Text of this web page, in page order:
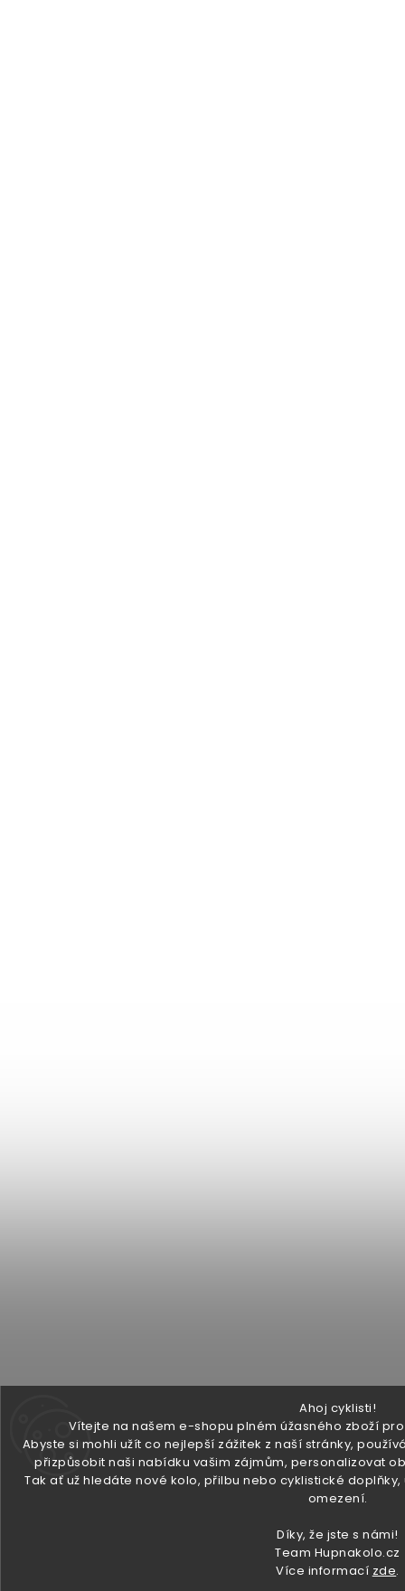
Ahoj cyklisti!
Vítejte na našem e-shopu plném úžasného zboží
Abyste si mohli užít co nejlepší zážitek z naší stránky,
přizpůsobit naši nabídku vašim zájmům, personalizovat
Tak ať už hledáte nové kolo, přilbu nebo cyklistické
omezení.
Díky, že jste s námi!
Team Hupnakolo.cz
Více informací zde.